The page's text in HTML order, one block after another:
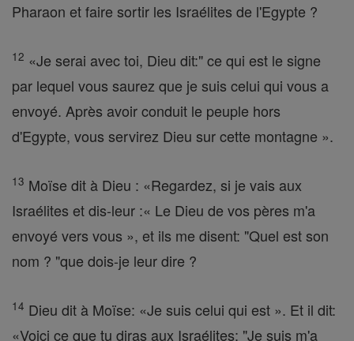
Pharaon et faire sortir les Israélites de l'Egypte ?
12 «Je serai avec toi, Dieu dit:" ce qui est le signe
par lequel vous saurez que je suis celui qui vous a
envoyé. Après avoir conduit le peuple hors
d'Egypte, vous servirez Dieu sur cette montagne ».
13 Moïse dit à Dieu : «Regardez, si je vais aux
Israélites et dis-leur :« Le Dieu de vos pères m'a
envoyé vers vous », et ils me disent: "Quel est son
nom ? "que dois-je leur dire ?
14 Dieu dit à Moïse: «Je suis celui qui est ». Et il dit:
«Voici ce que tu diras aux Israélites: "Je suis m'a